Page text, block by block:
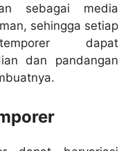
sebagai media
sehingga setiap
dapat
dan pandangan